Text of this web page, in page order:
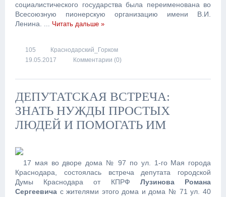
социалистического государства была переименована во
Всесоюзную пионерскую организацию имени В.И.
Ленина. ... Читать дальше »
105
Краснодарский_Горком
19.05.2017
Комментарии (0)
ДЕПУТАТСКАЯ ВСТРЕЧА:
ЗНАТЬ НУЖДЫ ПРОСТЫХ
ЛЮДЕЙ И ПОМОГАТЬ ИМ
17 мая во дворе дома № 97 по ул. 1-го Мая города
Краснодара, состоялась встреча депутата городской
Думы Краснодара от КПРФ Лузинова Романа
Сергеевича с жителями этого дома и дома № 71 ул. 40